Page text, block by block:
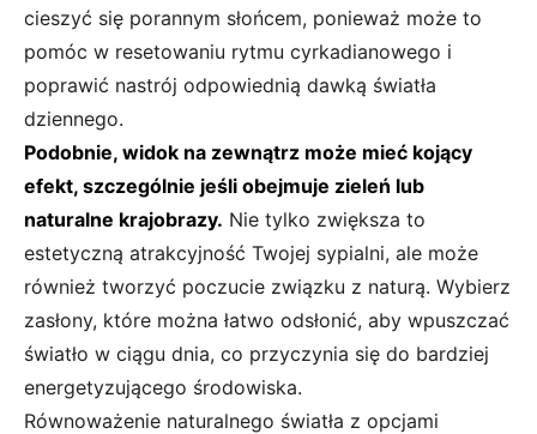
cieszyć się porannym słońcem, ponieważ może to
pomóc w resetowaniu rytmu cyrkadianowego i
poprawić nastrój odpowiednią dawką światła
dziennego.
Podobnie, widok na zewnątrz może mieć kojący
efekt, szczególnie jeśli obejmuje zieleń lub
naturalne krajobrazy. Nie tylko zwiększa to
estetyczną atrakcyjność Twojej sypialni, ale może
również tworzyć poczucie związku z naturą. Wybierz
zasłony, które można łatwo odsłonić, aby wpuszczać
światło w ciągu dnia, co przyczynia się do bardziej
energetyzującego środowiska.
Równoważenie naturalnego światła z opcjami